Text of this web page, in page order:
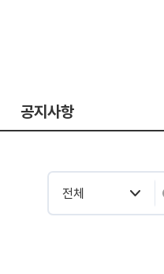
공지사항